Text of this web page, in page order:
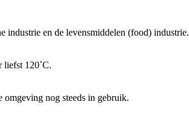
industrie en de levensmiddelen (food) industrie.
liefst 120˚C.
nog steeds in gebruik.